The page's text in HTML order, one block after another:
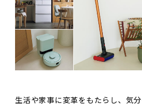
生活や家事に変革をもたらし、気